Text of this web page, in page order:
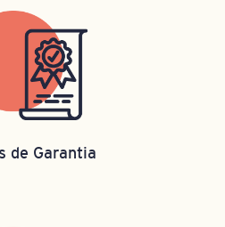
de Garantia